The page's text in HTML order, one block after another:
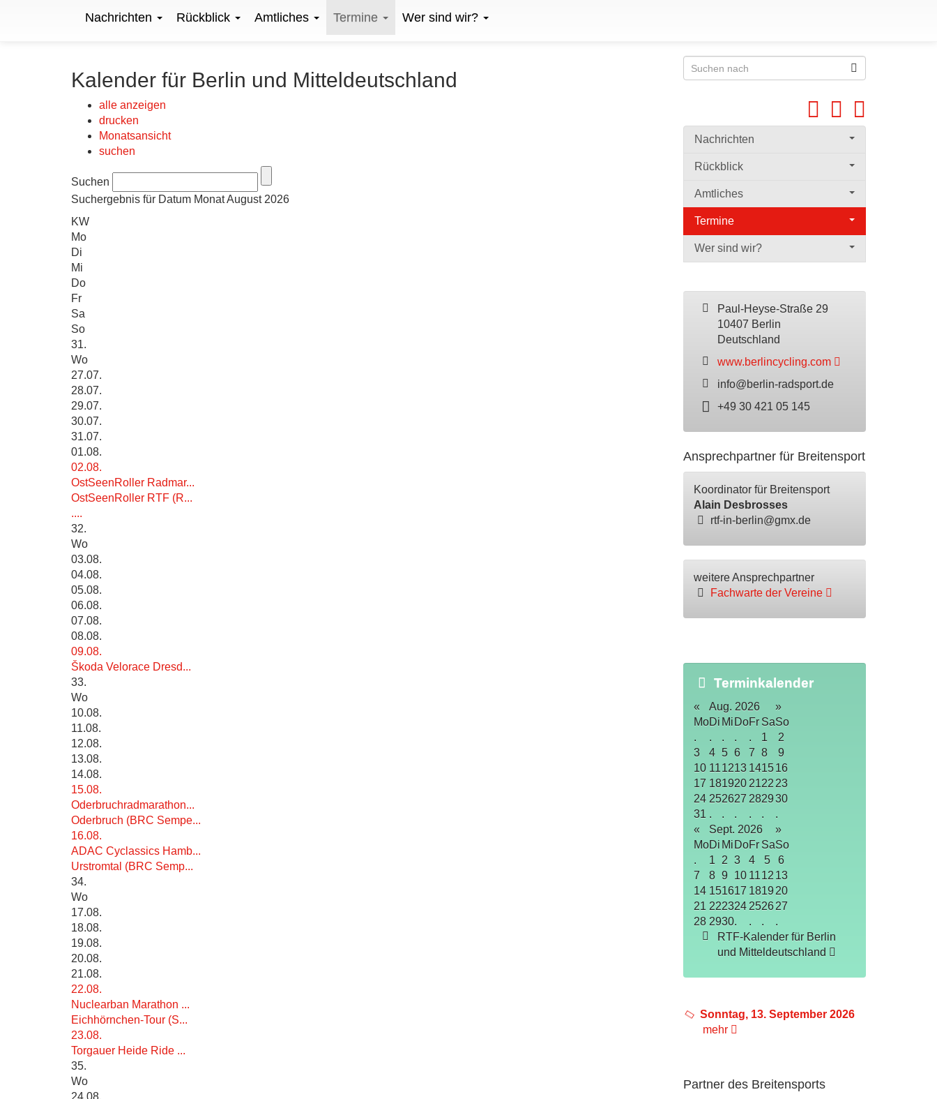
Nachrichten Rückblick Amtliches Termine Wer sind wir?
Kalender für Berlin und Mitteldeutschland
alle anzeigen
drucken
Monatsansicht
suchen
Suchen
Suchergebnis für Datum Monat August 2026
KW
Mo
Di
Mi
Do
Fr
Sa
So
31.
Wo
27.07.
28.07.
29.07.
30.07.
31.07.
01.08.
02.08.
OstSeenRoller Radmar...
OstSeenRoller RTF (R...
....
32.
Wo
03.08.
04.08.
05.08.
06.08.
07.08.
08.08.
09.08.
Škoda Velorace Dresd...
33.
Wo
10.08.
11.08.
12.08.
13.08.
14.08.
15.08.
Oderbruchradmarathon...
Oderbruch (BRC Sempe...
16.08.
ADAC Cyclassics Hamb...
Urstromtal (BRC Semp...
34.
Wo
17.08.
18.08.
19.08.
20.08.
21.08.
22.08.
Nuclearban Marathon ...
Eichhörnchen-Tour (S...
23.08.
Torgauer Heide Ride ...
35.
Wo
24.08.
Nachrichten
Rückblick
Amtliches
Termine
Wer sind wir?
Paul-Heyse-Straße 29
10407 Berlin
Deutschland
www.berlincycling.com
info@berlin-radsport.de
+49 30 421 05 145
Ansprechpartner für Breitensport
Koordinator für Breitensport
Alain Desbrosses
rtf-in-berlin@gmx.de
weitere Ansprechpartner
Fachwarte der Vereine
Terminkalender
« Aug. 2026
»
MoDi Mi DoFr SaSo
.
. . . . 1
2
3
4 5 6 7 8
9
10 111213 1415 16
17 181920 2122 23
24 252627 282930
31 . . . . .
.
«
Sept. 2026
»
MoDi Mi DoFr SaSo
.
1 2 3 4 5
6
7
8 9 10 1112 13
14 151617 1819 20
21 222324 2526 27
28 2930. . .
.
RTF-Kalender für Berlin
und Mitteldeutschland
Sonntag, 13. September 2026
mehr
Partner des Breitensports